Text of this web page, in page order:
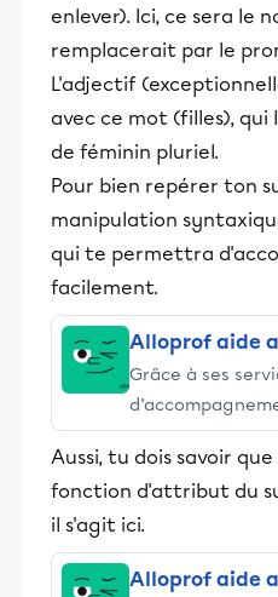
enlever). Ici, ce sera le
remplacerait par le
L'adjectif
avec ce mot (filles),
de féminin pluriel.
Pour bien repérer ton
manipulation
qui te permettra
facilement.
Alloprof aide
Grâce à ses
stimulants,
et leurs parents
éducative.
Aussi, tu dois savoir
fonction d'attribut du
il s'agit ici.
Alloprof aide